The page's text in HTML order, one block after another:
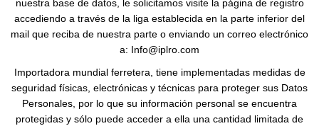
nuestra base de datos, le solicitamos visite la página de registro
accediendo a través de la liga establecida en la parte inferior del
mail que reciba de nuestra parte o enviando un correo electrónico
a: Info@iplro.com
Importadora mundial ferretera, tiene implementadas medidas de
seguridad físicas, electrónicas y técnicas para proteger sus Datos
Personales, por lo que su información personal se encuentra
protegidas y sólo puede acceder a ella una cantidad limitada de